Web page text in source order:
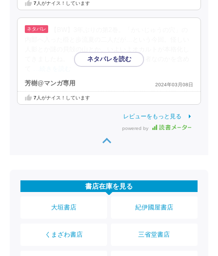
7人がナイス！しています
てきましたね。「かいじゅうさん」とは何者なのかを含め
芳樹@マンガ専用 2024年03月08日
7人がナイス！しています
レビューをもっと見る
powered by
書店在庫を見る
大垣書店 紀伊國屋書店
くまざわ書店 三省堂書店